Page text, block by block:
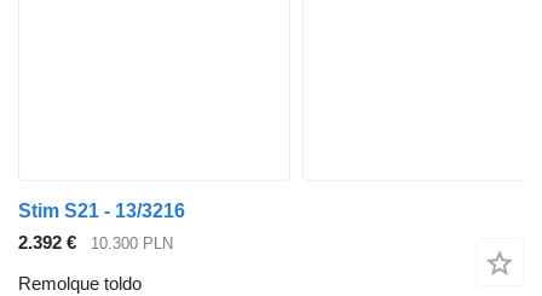
Stim S21 - 13/3216
2.392 €
10.300 PLN
Remolque toldo